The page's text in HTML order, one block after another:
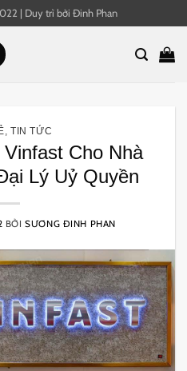
| Duy trì bởi Đinh Phan
,TIN TỨC
Cho Nhà
Lý Uỷ Quyền
BỞISƯƠNG ĐINH PHAN